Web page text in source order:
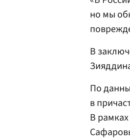
но мы
В
По
в
В